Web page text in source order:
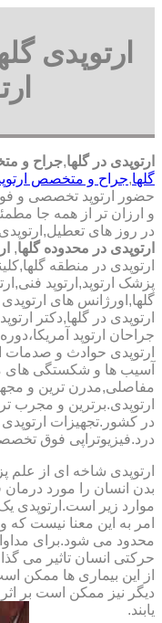
ارتوپدی
ارتوپدی در گلها,جراح و
گلها,جراح و متخصص
حضور ارتوپد تخصصی و
در روز های
ارتوپدی در محدوده گلها,
ارتوپدی در منطقه
پزشک ارتوپد,ارتوپد
گلها,اورژانس های
ارتوپدی در گلها,دکتر
جراحان ارتوپد
ارتوپدی حوادث و
آسیب ها و شکستگی های
مفاصلی,مدرن ترین و
ارتوپدی.برترین ‏و ‏مجرب
‏در ‏کشور.تجهیزات
درد.فیزیوتراپی فوق
ارتوپدی شاخه ای از
بدن انسان را مورد
موارد زیر است.ارتوپدی
امر به این معنا نیست
محدود می شود.برای
حرکتی انسان تاثیر می
از این بیماری ها ممکن
دیگر نیز ممکن است بر
یابند.